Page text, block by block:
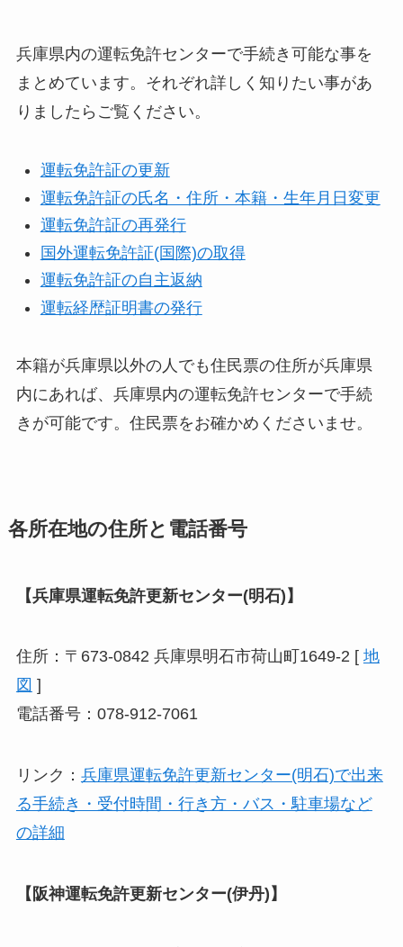
兵庫県内の運転免許センターで手続き可能な事を
まとめています。それぞれ詳しく知りたい事があ
りましたらご覧ください。
運転免許証の更新
運転免許証の氏名・住所・本籍・生年月日変更
運転免許証の再発行
国外運転免許証(国際)の取得
運転免許証の自主返納
運転経歴証明書の発行
本籍が兵庫県以外の人でも住民票の住所が兵庫県
内にあれば、兵庫県内の運転免許センターで手続
きが可能です。住民票をお確かめくださいませ。
各所在地の住所と電話番号
【兵庫県運転免許更新センター(明石)】
住所：〒673-0842 兵庫県明石市荷山町1649-2 [ 地
図 ]
電話番号：078-912-7061
リンク： 兵庫県運転免許更新センター(明石)で出来
る手続き・受付時間・行き方・バス・駐車場など
の詳細
【阪神運転免許更新センター(伊丹)】